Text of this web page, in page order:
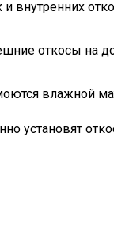
и внутренних
откосы на
влажной
установят